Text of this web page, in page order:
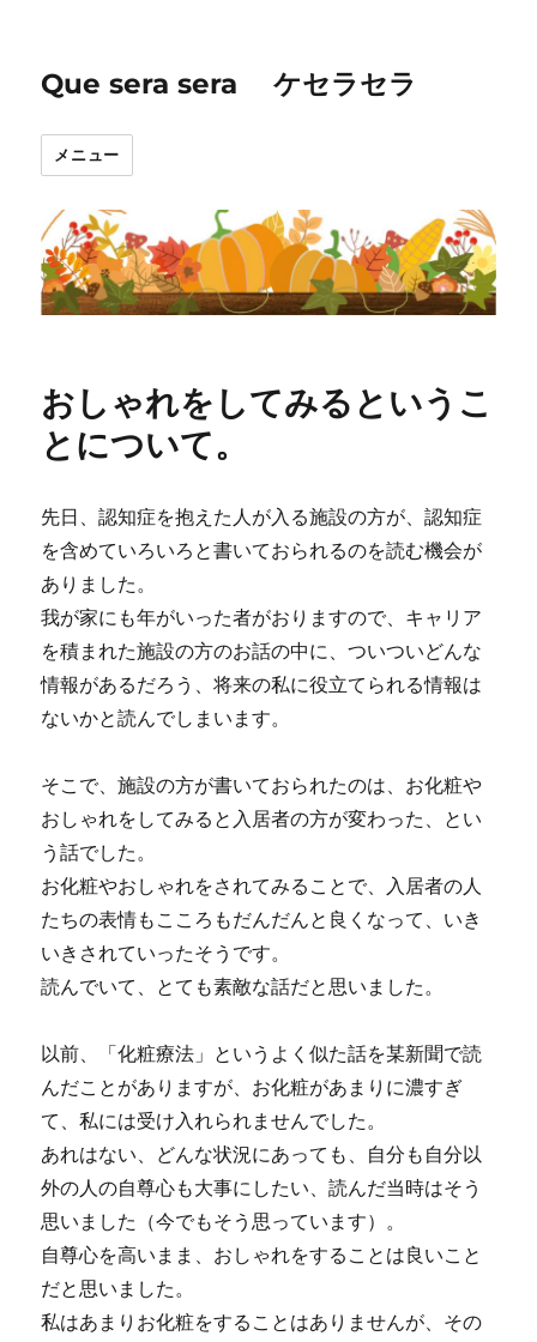
Que sera sera ケセラセラ
メニュー
おしゃれをしてみるというこ
とについて。
先日、認知症を抱えた人が入る施設の方が、認知症
を含めていろいろと書いておられるのを読む機会が
ありました。
我が家にも年がいった者がおりますので、キャリア
を積まれた施設の方のお話の中に、ついついどんな
情報があるだろう、将来の私に役立てられる情報は
ないかと読んでしまいます。
そこで、施設の方が書いておられたのは、お化粧や
おしゃれをしてみると入居者の方が変わった、とい
う話でした。
お化粧やおしゃれをされてみることで、入居者の人
たちの表情もこころもだんだんと良くなって、いき
いきされていったそうです。
読んでいて、とても素敵な話だと思いました。
以前、「化粧療法」というよく似た話を某新聞で読
んだことがありますが、お化粧があまりに濃すぎ
て、私には受け入れられませんでした。
あれはない、どんな状況にあっても、自分も自分以
外の人の自尊心も大事にしたい、読んだ当時はそう
思いました（今でもそう思っています）。
自尊心を高いまま、おしゃれをすることは良いこと
だと思いました。
私はあまりお化粧をすることはありませんが、その